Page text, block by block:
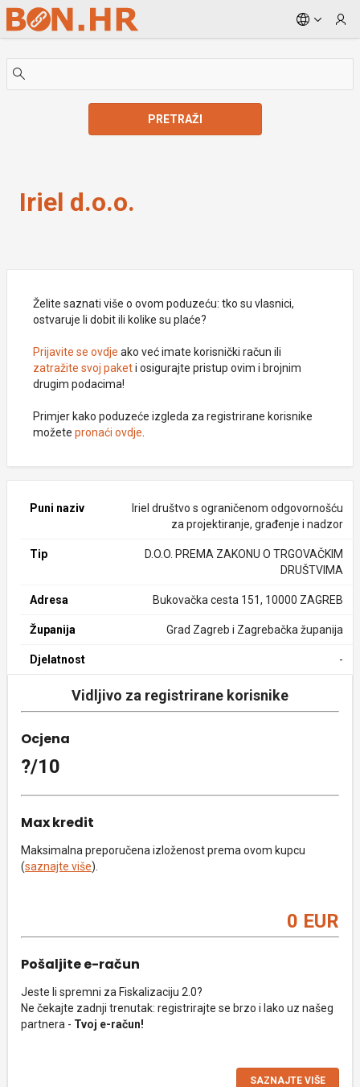
Skip to Main Content
PRETRAŽI
Iriel d.o.o.
Želite saznati više o ovom poduzeću: tko su vlasnici,
ostvaruje li dobit ili kolike su plaće?
Prijavite se ovdje ako već imate korisnički račun ili
zatražite svoj paketi osigurajte pristup ovim i brojnim
drugim podacima!
Primjer kako poduzeće izgleda za registrirane korisnike
možete pronaći ovdje
Puni naziv
Iriel društvo s ograničenom odgovornošću
za projektiranje, građenje i nadzor
Tip
D.O.O. PREMA ZAKONU O TRGOVAČKIM
DRUŠTVIMA
Adresa Bukovačka cesta 151, 10000 ZAGREB
Županija Grad Zagreb i Zagrebačka županija
Djelatnost -
Vidljivo za registrirane korisnike
Ocjena
?/10
Max kredit
Maksimalna preporučena izloženost prema ovom kupcu
(saznajte više).
0 EUR
Pošaljite e-račun
Jeste li spremni za Fiskalizaciju 2.0?
Ne čekajte zadnji trenutak: registrirajte se brzo i lako uz našeg
partnera - Tvoj e-račun!
SAZNAJTE VIŠE